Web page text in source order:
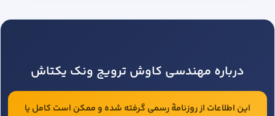
درباره مهندسی کاوش ترویج ونک یکتاش
این اطلاعات از روزنامهٔ رسمی گرفته شده و ممکن است کامل یا